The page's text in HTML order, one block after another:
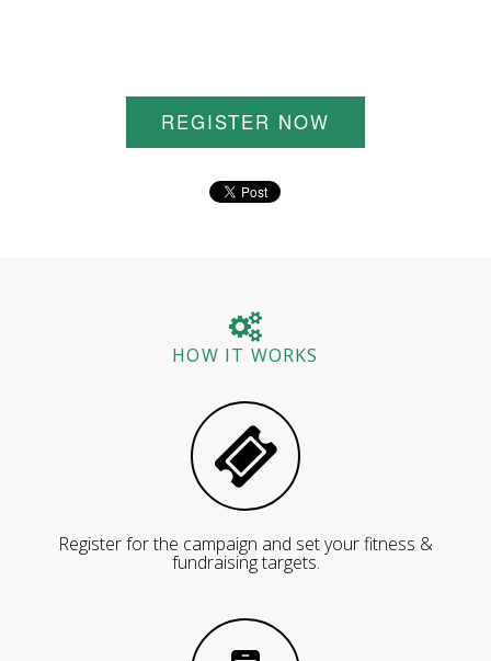
REGISTER NOW
HOW IT WORKS
Register for the campaign and set your fitness &
fundraising targets.